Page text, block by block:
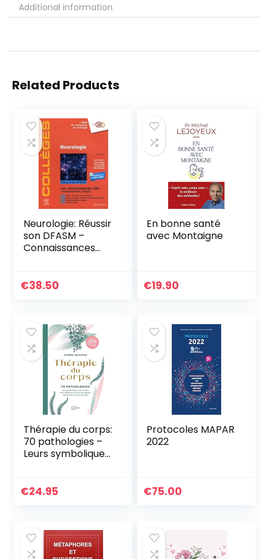
Additional information
Related Products
Neurologie: Réussir
son DFASM –
Connaissances
€38.50
En bonne santé
avec Montaigne
€19.90
Thérapie du corps:
70 pathologies –
Leurs symboliques,
les remèdes
€24.95
Protocoles MAPAR
2022
€75.00